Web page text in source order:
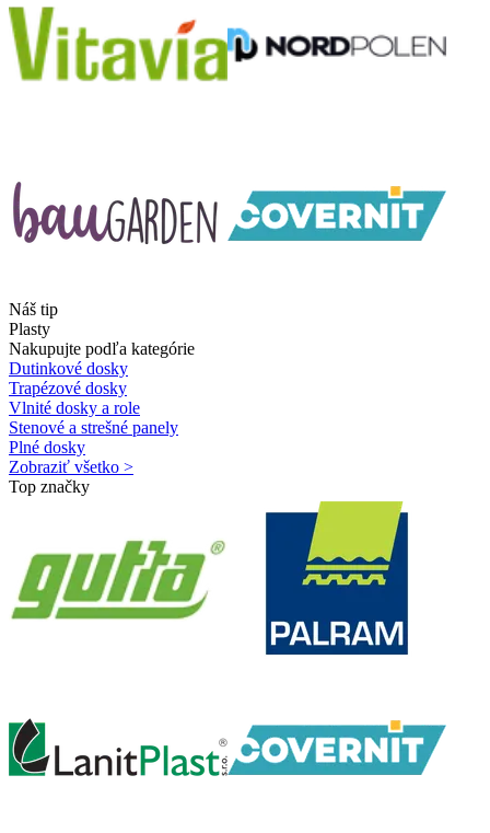
Náš tip
Plasty
Nakupujte podľa kategórie
Dutinkové dosky
Trapézové dosky
Vlnité dosky a role
Stenové a strešné panely
Plné dosky
Zobraziť všetko >
Top značky